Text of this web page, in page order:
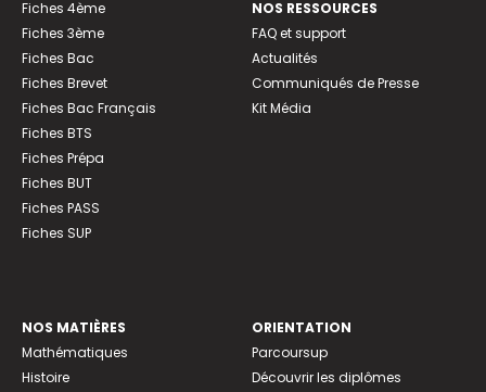
Fiches 4ème
Fiches 3ème
Fiches Bac
Fiches Brevet
Fiches Bac Français
Fiches BTS
Fiches Prépa
Fiches BUT
Fiches PASS
Fiches SUP
NOS RESSOURCES
FAQ et support
Actualités
Communiqués de Presse
Kit Média
NOS MATIÈRES
Mathématiques
Histoire
ORIENTATION
Parcoursup
Découvrir les diplômes